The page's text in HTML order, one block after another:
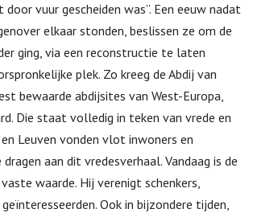
vuur gescheiden was”. Een eeuw nadat
elkaar stonden, beslissen ze om de
ging, via een reconstructie te laten
plek. Zo kreeg de Abdij van
bewaarde abdijsites van West-Europa,
Die staat volledig in teken van vrede en
Leuven vonden vlot inwoners en
aan dit vredesverhaal. Vandaag is de
waarde. Hij verenigt schenkers,
Ook in bijzondere tijden,